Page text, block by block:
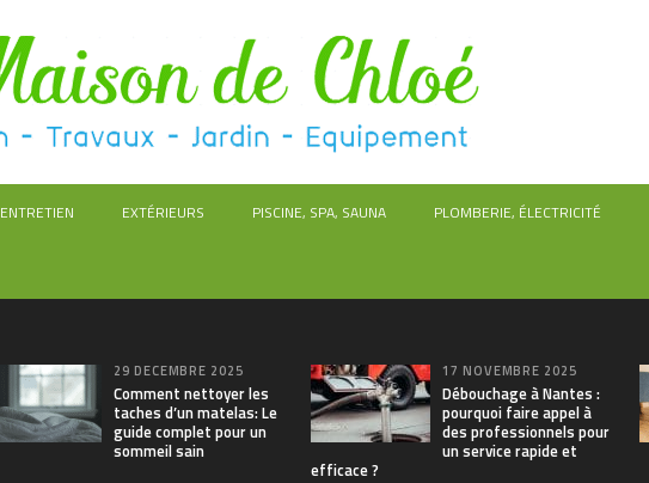
ENTRETIEN EXTÉRIEURS PISCINE, SPA, SAUNA PLOMBERIE, ÉLECTRICITÉ
29 DÉCEMBRE 2025
Comment nettoyer les
taches d’un matelas: Le
guide complet pour un
sommeil sain
17 NOVEMBRE 2025
Débouchage à Nantes :
pourquoi faire appel à
des professionnels pour
un service rapide et
efficace ?